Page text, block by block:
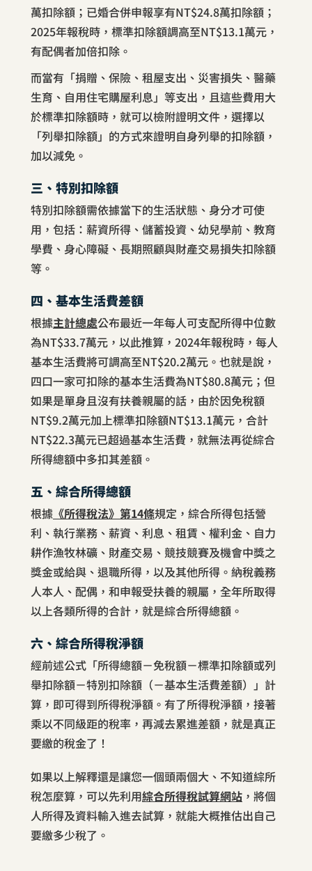
萬扣除額；已婚合併申報享有NT$24.8萬扣除額；
2025年報稅時，標準扣除額調高至NT$13.1萬元，
有配偶者加倍扣除。
而當有「捐贈、保險、租屋支出、災害損失、醫藥
生育、自用住宅購屋利息」等支出，且這些費用大
於標準扣除額時，就可以檢附證明文件，選擇以
「列舉扣除額」的方式來證明自身列舉的扣除額，
加以減免。
三、特別扣除額
特別扣除額需依據當下的生活狀態、身分才可使
用，包括：薪資所得、儲蓄投資、幼兒學前、教育
學費、身心障礙、長期照顧與財產交易損失扣除額
等。
四、基本生活費差額
根據主計總處公布最近一年每人可支配所得中位數
為NT$33.7萬元，以此推算，2024年報稅時，每人
基本生活費將可調高至NT$20.2萬元。也就是說，
四口一家可扣除的基本生活費為NT$80.8萬元；但
如果是單身且沒有扶養親屬的話，由於因免稅額
NT$9.2萬元加上標準扣除額NT$13.1萬元，合計
NT$22.3萬元已超過基本生活費，就無法再從綜合
所得總額中多扣其差額。
五、綜合所得總額
根據 《所得稅法》第14條規定，綜合所得包括營
利、執行業務、薪資、利息、租賃、權利金、自力
耕作漁牧林礦、財產交易、競技競賽及機會中獎之
獎金或給與、退職所得，以及其他所得。納稅義務
人本人、配偶，和申報受扶養的親屬，全年所取得
以上各類所得的合計，就是綜合所得總額。
六、綜合所得稅淨額
經前述公式「所得總額－免稅額－標準扣除額或列
舉扣除額－特別扣除額（－基本生活費差額）」計
算，即可得到所得稅淨額。有了所得稅淨額，接著
乘以不同級距的稅率，再減去累進差額，就是真正
要繳的稅金了！
如果以上解釋還是讓您一個頭兩個大、不知道綜所
稅怎麼算，可以先利用綜合所得稅試算網站 ，將個
人所得及資料輸入進去試算，就能大概推估出自己
要繳多少稅了。